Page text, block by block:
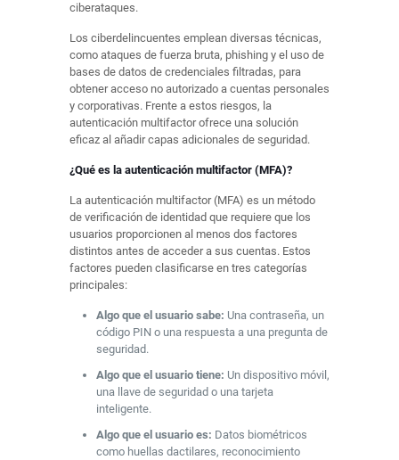
ciberataques.
Los ciberdelincuentes emplean diversas técnicas,
como ataques de fuerza bruta, phishing y el uso de
bases de datos de credenciales filtradas, para
obtener acceso no autorizado a cuentas personales
y corporativas. Frente a estos riesgos, la
autenticación multifactor ofrece una solución
eficaz al añadir capas adicionales de seguridad.
¿Qué es la autenticación multifactor (MFA)?
La autenticación multifactor (MFA) es un método
de verificación de identidad que requiere que los
usuarios proporcionen al menos dos factores
distintos antes de acceder a sus cuentas. Estos
factores pueden clasificarse en tres categorías
principales:
Algo que el usuario sabe: Una contraseña, un
código PIN o una respuesta a una pregunta de
seguridad.
Algo que el usuario tiene: Un dispositivo móvil,
una llave de seguridad o una tarjeta
inteligente.
Algo que el usuario es: Datos biométricos
como huellas dactilares, reconocimiento